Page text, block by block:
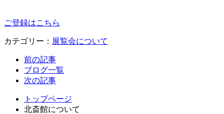
ご登録はこちら
カテゴリー： 展覧会について
前の記事
ブログ一覧
次の記事
トップページ
北斎館について